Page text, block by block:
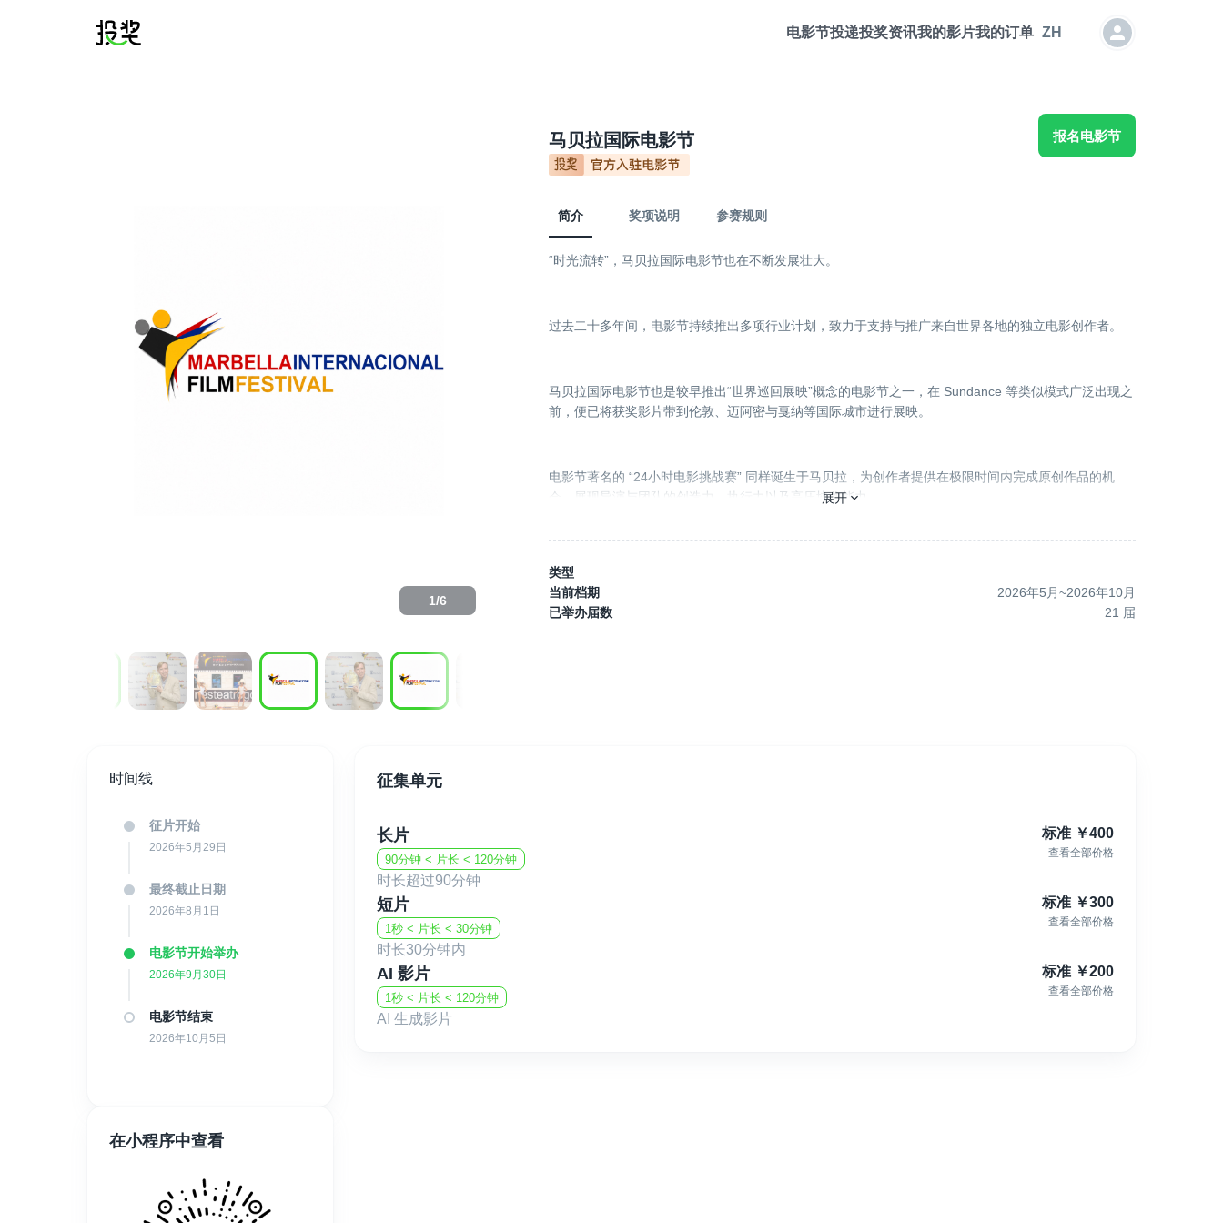
电影节投递投奖资讯我的影片我的订单 ZH
1/6
马贝拉国际电影节 报名电影节
简介 奖项说明 参赛规则
“时光流转”，马贝拉国际电影节也在不断发展壮大。
过去二十多年间，电影节持续推出多项行业计划，致力于支持与推广来自世界各地的独立电影创作者。
马贝拉国际电影节也是较早推出“世界巡回展映”概念的电影节之一，在 Sundance 等类似模式广泛出现之
前，便已将获奖影片带到伦敦、迈阿密与戛纳等国际城市进行展映。
电影节著名的 “24小时电影挑战赛” 同样诞生于马贝拉，为创作者提供在极限时间内完成原创作品的机
会，展现导演与团队的创造力、执行力以及高压协作能力。
曝光与行业关注。
展开
类型
当前档期
2026年5月~2026年10月
已举办届数
21 届
时间线
征片开始
2026年5月29日
最终截止日期
2026年8月1日
电影节开始举办
2026年9月30日
电影节结束
2026年10月5日
在小程序中查看
征集单元
长片
90分钟 < 片长 < 120分钟
时长超过90分钟
标准 ￥400
查看全部价格
短片
1秒 < 片长 < 30分钟
时长30分钟内
标准 ￥300
查看全部价格
AI 影片
1秒 < 片长 < 120分钟
AI 生成影片
标准 ￥200
查看全部价格